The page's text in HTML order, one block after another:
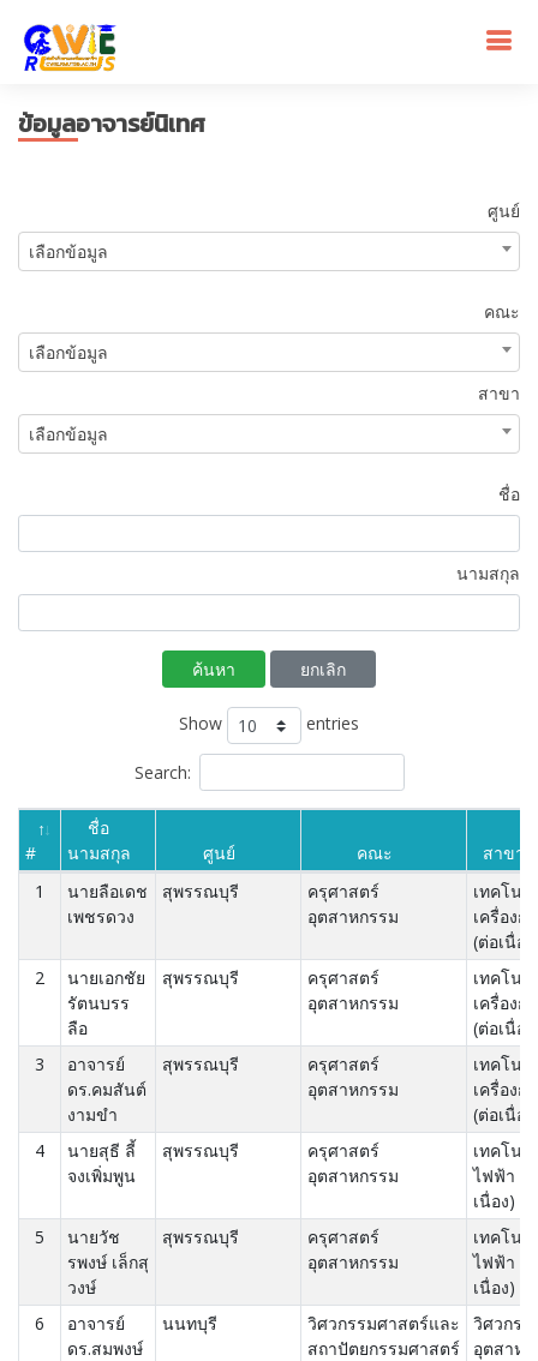
ข้อมูลอาจารย์นิเทศ
ศูนย์
เลือกข้อมูล
คณะ
เลือกข้อมูล
สาขา
เลือกข้อมูล
ชื่อ
นามสกุล
ค้นหา ยกเลิก
Show entries
Search:
#
ชื่อ
นามสกุล
ศูนย์ คณะ
สาขา
1
นายลือเดช
เพชรดวง
สุพรรณบุรี
ครุศาสตร์
อุตสาหกรรม
เทคโนโ
เครื่องกล
(ต่อเนื่อ
2
นายเอกชัย
รัตนบรร
ลือ
สุพรรณบุรี
ครุศาสตร์
อุตสาหกรรม
เทคโนโ
เครื่องกล
(ต่อเนื่อ
3
อาจารย์
ดร.คมสันต์
งามขำ
สุพรรณบุรี
ครุศาสตร์
อุตสาหกรรม
เทคโนโ
เครื่องกล
(ต่อเนื่อ
4
นายสุธี ลี้
จงเพิ่มพูน
สุพรรณบุรี
ครุศาสตร์
อุตสาหกรรม
เทคโนโ
ไฟฟ้า (
เนื่อง)
5
นายวัช
รพงษ์ เล็กสุ
วงษ์
สุพรรณบุรี
ครุศาสตร์
อุตสาหกรรม
เทคโนโ
ไฟฟ้า (
เนื่อง)
6
อาจารย์
ดร.สมพงษ์
นนทบุรี
วิศวกรรมศาสตร์และ
สถาปัตยกรรมศาสตร์
วิศวกรร
อุตสาห